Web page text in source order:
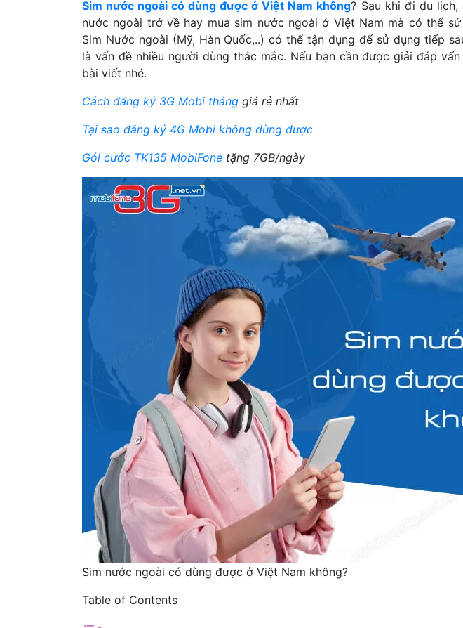
Sim nước ngoài có dùng được ở Việt Nam không? Sau khi đi du
nước ngoài trở về hay mua sim nước ngoài ở Việt Nam mà có thể
Sim Nước ngoài (Mỹ, Hàn Quốc,..) có thể tận dụng để sử dụng tiếp
là vấn đề nhiều người dùng thắc mắc. Nếu bạn cần được giải đáp
bài viết nhé.
Cách đăng ký 3G Mobi tháng giá rẻ nhất
Tại sao đăng ký 4G Mobi không dùng được
Gói cước TK135 MobiFone tặng 7GB/ngày
Sim nước ngoài có dùng được ở Việt Nam không?
Table of Contents